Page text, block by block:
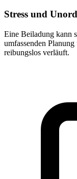
Stress und
Eine Beiladung kann
umfassenden
reibungslos verläuft.